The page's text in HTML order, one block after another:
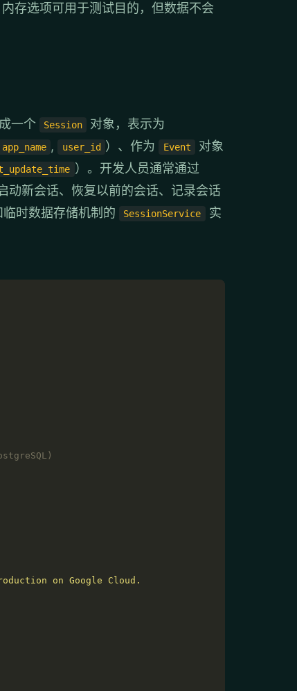
存选项可用于测试目的，但数据不会
一个 Session 对象，表示为
app_name , user_id ）、作为 Event
对象
）。开发人员通常通过
动新会话、恢复以前的会话、记录会话
时数据存储机制的
SessionService
实
on Google Cloud.